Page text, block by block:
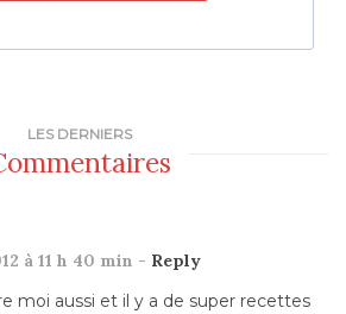
LES DERNIERS
à 11 h 40 min - Reply
moi aussi et il y a de super recettes